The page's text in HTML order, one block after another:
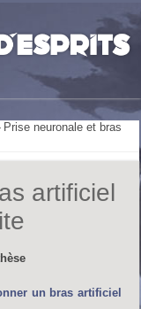
Prise neuronale et bras
artificiel
un bras artificiel